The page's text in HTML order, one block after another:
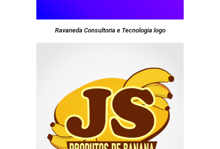
Ravaneda Consultoria e Tecnologia logo